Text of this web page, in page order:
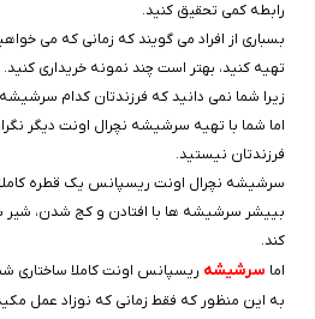
رابطه کمی تحقیق کنید.
بسباری از افراد می گویند که زمانی که می
تهیه کنید، بهتر است چند نمونه خریداری کنید.
زیرا شما نمی دانید که فرزندتان کدام
اما شما با تهیه سرشیشه نچرال اونت دیگر
فرزندتان نیستید.
سرشیشه نچرال اونت ریسپانس یک قطره
بییشر سرشیشه ها با افتادن و کج شدن، شیر
کند.
اما سرشیشه ریسپانس اونت کاملا ساختاری
به این منظور که فقط زمانی که نوزاد عمل